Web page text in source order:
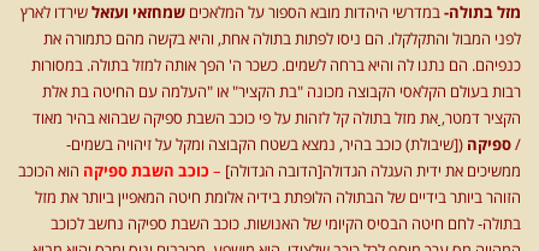
מזל בתולה-במדרשי היהדות מובא הספור על המלאכים שמחזאי ועזאלשירדו לארץ
לפני המבול והתקלקלו. הם ניסו לפתות בתולה אחת, והיא בקשה מהם כתמורה את
כנפיהם. הם נתנו לה והיא ברחה לשמים. כשכר ה' הפך אותה למזל בתולה. במסורות
רבות בעולם הקלאסי הקבוצה מכונה "בת הקציר" או "העלמה עם החיטה בת אלת
הקציר דמטר,את מזל בתולה קל לזהות על פי כוכב השבת ספיקה שבהוא בהיר מאוד
/ספיקה ([שיבולת) כוכב בהיר, נמצא בשטח הקבוצה ומקל על זיהויה בשמים-
ממשיכים את ידית העגלה הגדולה[הדובה הגדולה] – כוכב השבתספיקה הוא הכוכב
הזוהר ביותר בידיים של הבתולה הלופתת בידיה אלומת חיטה המאפיין ביותר את מזל
בתולה- לחם חיטה הבסיס הקיומי של האנושות. כוכב השבת ספיקה נחשב לכוכב